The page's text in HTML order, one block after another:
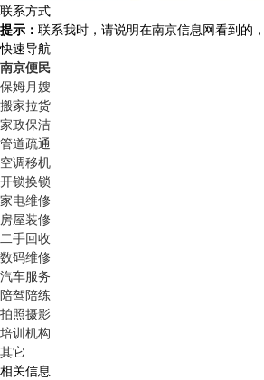
联系方式
提示： 联系我时，请说明在南京信息网看到的
快速导航
南京便民
保姆月嫂
搬家拉货
家政保洁
管道疏通
空调移机
开锁换锁
家电维修
房屋装修
二手回收
数码维修
汽车服务
陪驾陪练
拍照摄影
培训机构
其它
相关信息